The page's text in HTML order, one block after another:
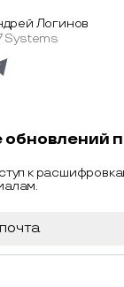
Логинов
Systems
обновлений
к